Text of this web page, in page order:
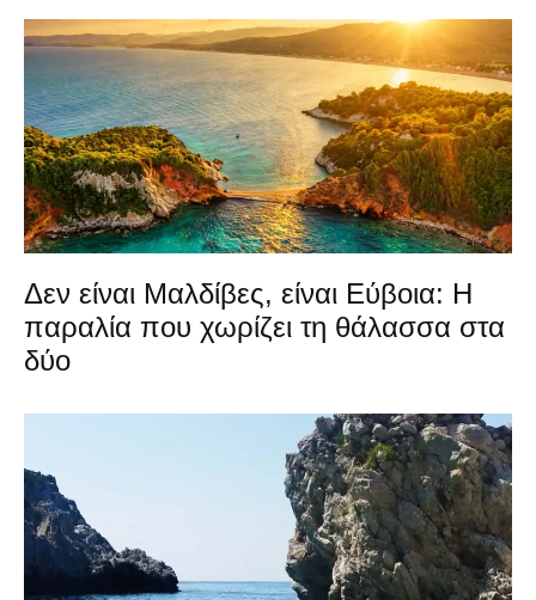
Δεν είναι Μαλδίβες, είναι Εύβοια: Η
παραλία που χωρίζει τη θάλασσα στα
δύο